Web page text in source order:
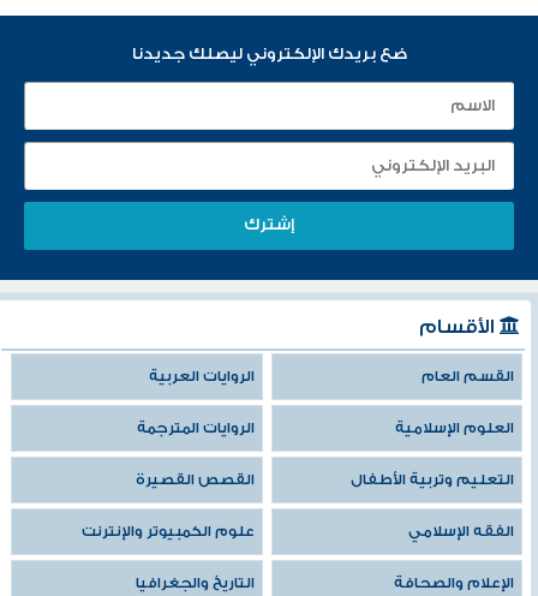
ضع بريدك الإلكتروني ليصلك جديدنا
الأقسام
القسم العام الروايات العربية
العلوم الإسلامية الروايات المترجمة
التعليم وتربية الأطفال القصص القصيرة
الفقه الإسلامي علوم الكمبيوتر والإنترنت
الإعلام والصحافة التاريخ والجغرافيا